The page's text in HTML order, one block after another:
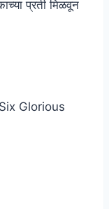
प्रती मिळवून
Six Glorious